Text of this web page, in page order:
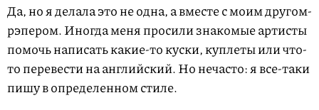
Да, но я делала это не одна, а вместе с моим другом-
рэпером. Иногда меня просили знакомые артисты
помочь написать какие-то куски, куплеты или что-
то перевести на английский. Но нечасто: я все-таки
пишу в определенном стиле.